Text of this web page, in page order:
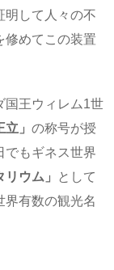
明して人々の不
修めてこの装置
国王ウィレム1世
立」 の称号が授
でもギネス世界
ウム」
として
界有数の観光名